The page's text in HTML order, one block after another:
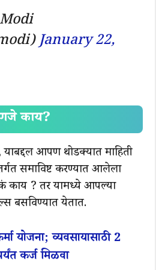
January 22,
काय?
आपण थोडक्यात माहिती
समाविष्ट करण्यात आलेला
काय ? तर यामध्ये आपल्या
बसविण्यात येतात.
योजना; व्यवसायासाठी 2
कर्ज मिळवा